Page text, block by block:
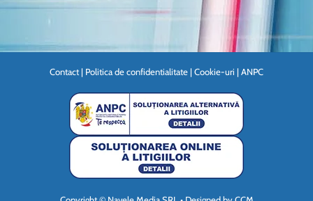
Contact | Politica de confidentialitate | Cookie-uri | ANPC